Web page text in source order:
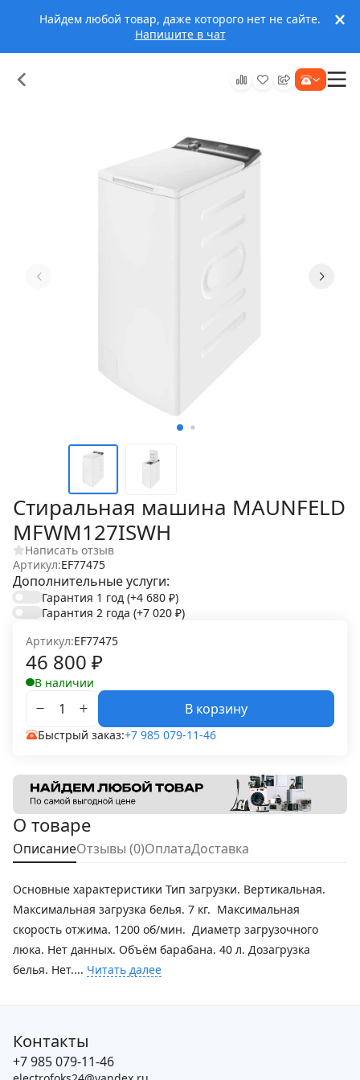
Найдем любой товар, даже которого нет не сайте.
Напишите в чат
Стиральная машина MAUNFELD
MFWM127ISWH
Написать отзыв
Артикул:EF77475
Дополнительные услуги:
Гарантия 1 год (+4 680 ₽)
Гарантия 2 года (+7 020 ₽)
Артикул:EF77475
46 800 ₽
В наличии
В корзину
Быстрый заказ:+7 985 079-11-46
О товаре
ОписаниеОтзывы (0)ОплатаДоставка
Основные характеристики Тип загрузки. Вертикальная.
Максимальная загрузка белья. 7 кг. Максимальная
скорость отжима. 1200 об/мин. Диаметр загрузочного
люка. Нет данных. Объём барабана. 40 л. Дозагрузка
белья. Нет.... Читать далее
Контакты
+7 985 079-11-46